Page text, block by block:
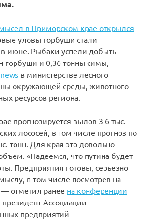
в Приморском крае открылся
уловы горбуши стали
в июне. Рыбаки успели добыть
горбуши и 0,36 тонны симы,
в министерстве лесного
окружающей среды, животного
ресурсов региона.
прогнозируется вылов 3,6 тыс.
лососей, в том числе прогноз по
тонн. Для края это довольно
«Надеемся, что путина будет
Предприятия готовы, серьезно
в том числе посмотрев на
отметил ранее на конференции
президент Ассоциации
предприятий